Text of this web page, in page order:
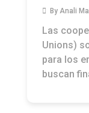
By Anali
Las
Unions)
para los
buscan